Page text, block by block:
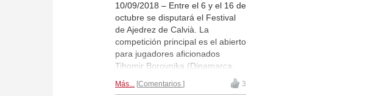
10/09/2018 – Entre el 6 y el 16 de
octubre se disputará el Festival
de Ajedrez de Calvià. La
competición principal es el abierto
para jugadores aficionados
Tihomir Borovnika (Dinamarca,
Pradeep Kumar (Elo 2274) y el
Más... Comentarios 3